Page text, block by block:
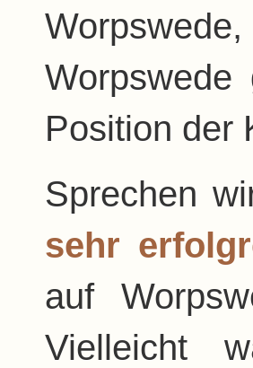
Position der
Sprechen
sehr
auf
Vielleicht